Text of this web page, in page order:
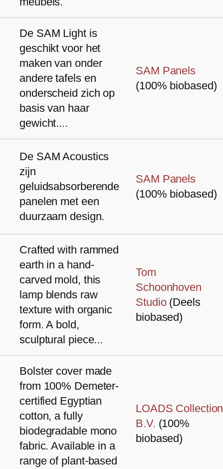
De SAM Light is
geschikt voor het
maken van onder
andere tafels en
onderscheid zich op
basis van haar
gewicht....
SAM Panels
(100% biobased)
De SAM Acoustics
zijn
geluidsabsorberende
panelen met een
duurzaam design.
SAM Panels
(100% biobased)
Crafted with rammed
earth in a hand-
carved mold, this
lamp blends raw
texture with organic
form. A bold,
sculptural piece...
Tom
Schoonhoven
Studio(Deels
biobased)
Bolster cover made
from 100% Demeter-
certified Egyptian
cotton, a fully
biodegradable mono
fabric. Available in a
range of plant-based
LOADS Collection
B.V. (100%
biobased)